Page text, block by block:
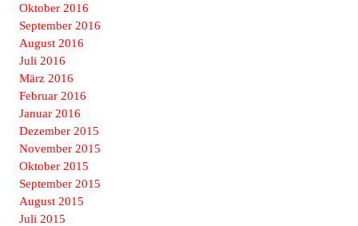
Oktober 2016
September 2016
August 2016
Juli 2016
März 2016
Februar 2016
Januar 2016
Dezember 2015
November 2015
Oktober 2015
September 2015
August 2015
Juli 2015